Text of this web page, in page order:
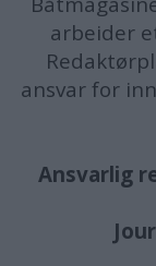
arbeider
ansvar for
Ansvarlig